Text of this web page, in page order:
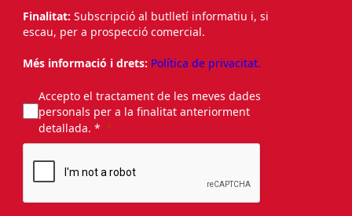
Finalitat: Subscripció al butlletí informatiu i, si
escau, per a prospecció comercial.
Més informació i drets: Política de privacitat.
Accepto el tractament de les meves dades
personals per a la finalitat anteriorment
detallada. *